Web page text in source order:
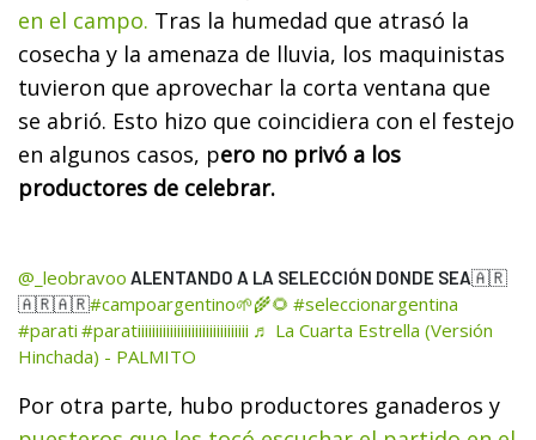
en el campo. Tras la humedad que atrasó la
cosecha y la amenaza de lluvia, los maquinistas
tuvieron que aprovechar la corta ventana que
se abrió. Esto hizo que coincidiera con el festejo
en algunos casos, pero no privó a los
productores de celebrar.
@_leobravoo ALENTANDO A LA SELECCIÓN DONDE SEA🇦🇷
🇦🇷🇦🇷#campoargentino🌱🌾🌻 #seleccionargentina
#parati #paratiiiiiiiiiiiiiiiiiiiiiiiiiiiiiii ♬ La Cuarta Estrella (Versión
Hinchada) - PALMITO
Por otra parte, hubo productores ganaderos y